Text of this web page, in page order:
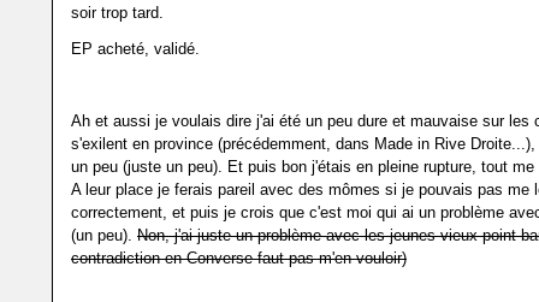
soir trop tard.
EP acheté, validé.
Ah et aussi je voulais dire j'ai été un peu dure et mauvaise sur les
s'exilent en province (précédemment, dans Made in Rive
un peu (juste un peu). Et puis bon j'étais en pleine rupture, tout
A leur place je ferais pareil avec des mômes si je pouvais pas me
correctement, et puis je crois que c'est moi qui ai un problème
(un peu). Non, j'ai juste un problème avec les jeunes vieux point
contradiction en Converse faut pas m'en vouloir)